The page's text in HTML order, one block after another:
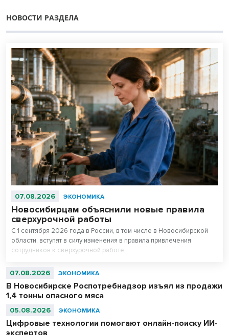
НОВОСТИ РАЗДЕЛА
07.08.2026 ЭКОНОМИКА
Новосибирцам объяснили новые правила
сверхурочной работы
С 1 сентября 2026 года в России, в том числе в Новосибирской
области, вступят в силу изменения в правила привлечения
сотрудников к сверхурочной работе.
07.08.2026 ЭКОНОМИКА
В Новосибирске Роспотребнадзор изъял из продажи
1,4 тонны опасного мяса
05.08.2026 ЭКОНОМИКА
Цифровые технологии помогают онлайн-поиску ИИ-